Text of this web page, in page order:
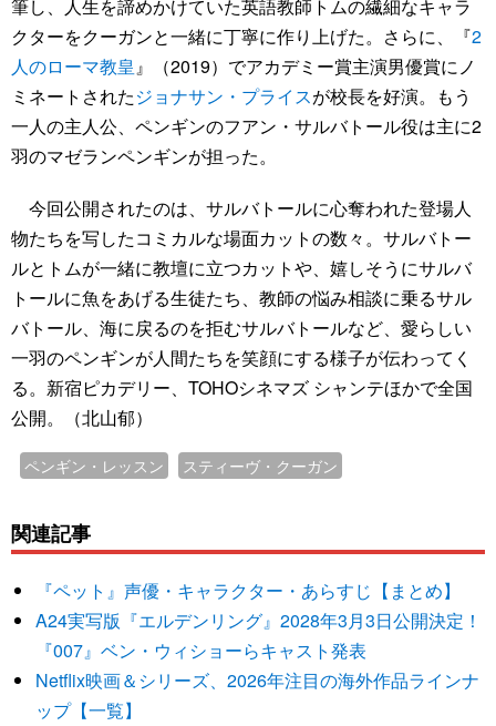
筆し、人生を諦めかけていた英語教師トムの繊細なキャラ
クターをクーガンと一緒に丁寧に作り上げた。さらに、『2
人のローマ教皇』（2019）でアカデミー賞主演男優賞にノ
ミネートされたジョナサン・プライスが校長を好演。もう
一人の主人公、ペンギンのフアン・サルバトール役は主に2
羽のマゼランペンギンが担った。
今回公開されたのは、サルバトールに心奪われた登場人
物たちを写したコミカルな場面カットの数々。サルバトー
ルとトムが一緒に教壇に立つカットや、嬉しそうにサルバ
トールに魚をあげる生徒たち、教師の悩み相談に乗るサル
バトール、海に戻るのを拒むサルバトールなど、愛らしい
一羽のペンギンが人間たちを笑顔にする様子が伝わってく
る。新宿ピカデリー、TOHOシネマズ シャンテほかで全国
公開。（北山郁）
ペンギン・レッスン スティーヴ・クーガン
関連記事
『ペット』声優・キャラクター・あらすじ【まとめ】
A24実写版『エルデンリング』2028年3月3日公開決定！
『007』ベン・ウィショーらキャスト発表
Netflix映画＆シリーズ、2026年注目の海外作品ラインナ
ップ【一覧】